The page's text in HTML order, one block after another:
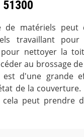
de matériels
travaillant
pour nettoyer la
au brossage
est d'une grande
de la
peut prendre